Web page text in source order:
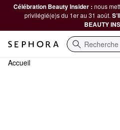
Célébration Beauty Insider : nous
privilégié(e)s du 1er au 31 août.
BEAUTY
Recherche
Accueil